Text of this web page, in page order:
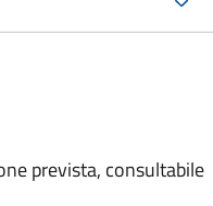
prevista, consultabile